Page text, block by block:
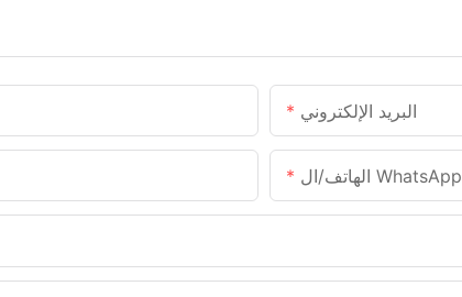
البريد الإلكتروني
الهاتف/ال WhatsApp